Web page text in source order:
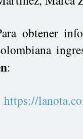
obtener
:
https://